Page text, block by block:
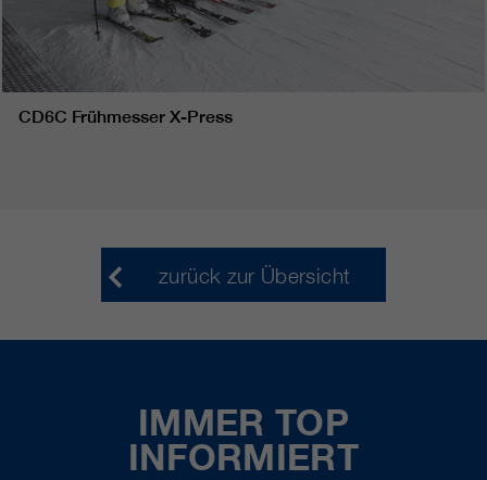
CD6C Frühmesser X-Press
zurück zur Übersicht
IMMER TOP
INFORMIERT